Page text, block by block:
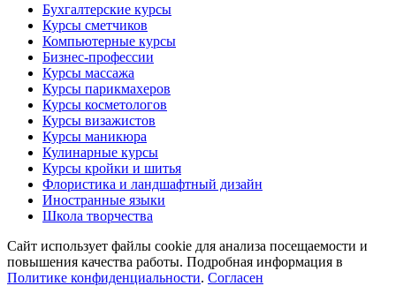
Бухгалтерские курсы
Курсы сметчиков
Компьютерные курсы
Бизнес-профессии
Курсы массажа
Курсы парикмахеров
Курсы косметологов
Курсы визажистов
Курсы маникюра
Кулинарные курсы
Курсы кройки и шитья
Флористика и ландшафтный дизайн
Иностранные языки
Школа творчества
Сайт использует файлы cookie для анализа посещаемости и
повышения качества работы. Подробная информация в
Политике конфиденциальности. Согласен